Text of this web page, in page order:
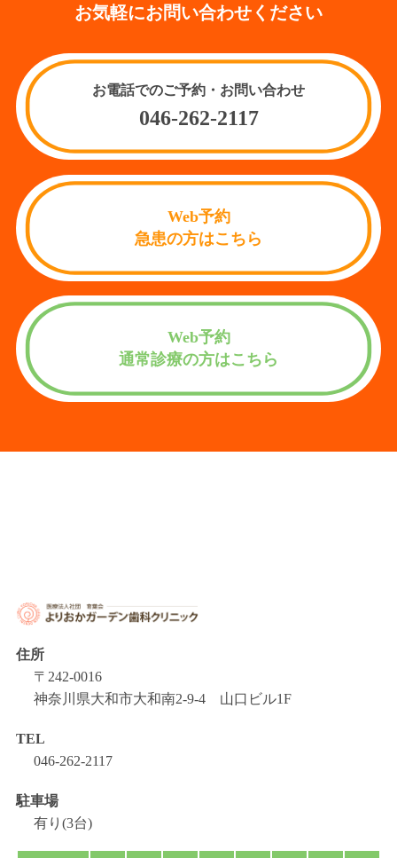
お気軽にお問い合わせください
お電話でのご予約・お問い合わせ
046-262-2117
Web予約
急患の方はこちら
Web予約
通常診療の方はこちら
住所
〒242-0016
神奈川県大和市大和南2-9-4 山口ビル1F
TEL
046-262-2117
駐車場
有り(3台)